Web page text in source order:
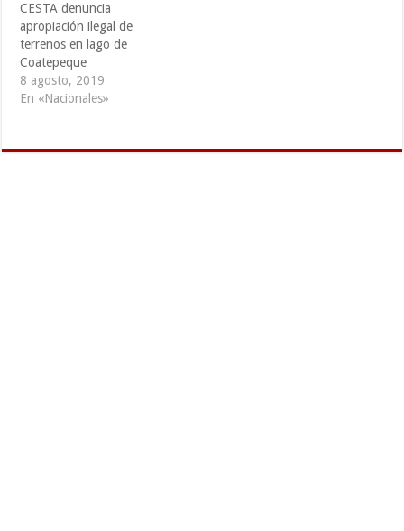
CESTA denuncia
apropiación ilegal de
terrenos en lago de
Coatepeque
8 agosto, 2019
En «Nacionales»